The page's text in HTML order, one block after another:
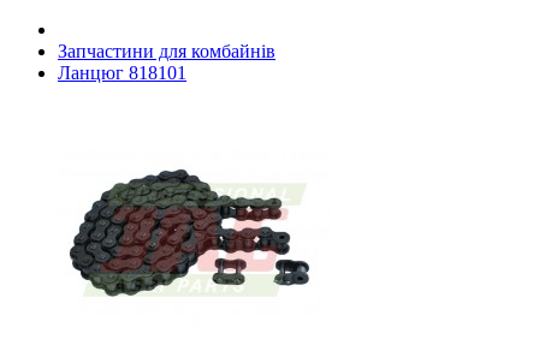
Запчастини для комбайнів
Ланцюг 818101